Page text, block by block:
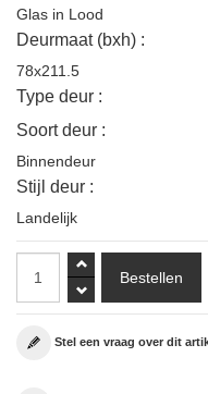
Glas in Lood
Deurmaat (bxh) :
78x211.5
Type deur :
Soort deur :
Binnendeur
Stijl deur :
Landelijk
Stel een vraag over dit